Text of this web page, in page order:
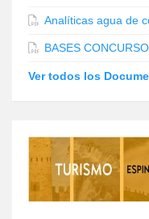
Analíticas agua de
BASES
Ver todos los